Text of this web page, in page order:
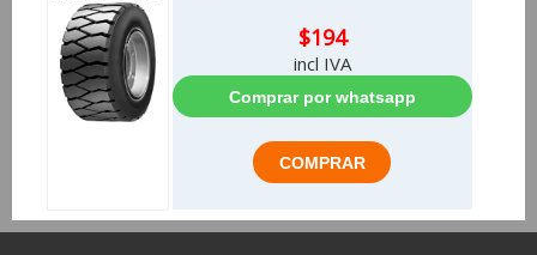
$194
incl IVA